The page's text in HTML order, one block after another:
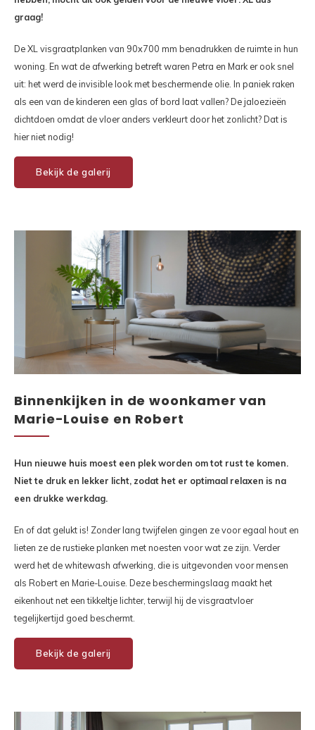
graag!
De XL visgraatplanken van 90x700 mm benadrukken de ruimte in hun
woning. En wat de afwerking betreft waren Petra en Mark er ook snel
uit: het werd de invisible look met beschermende olie. In paniek raken
als een van de kinderen een glas of bord laat vallen? De jaloezieën
dichtdoen omdat de vloer anders verkleurt door het zonlicht? Dat is
hier niet nodig!
Bekijk de galerij
Binnenkijken in de woonkamer van
Marie-Louise en Robert
Hun nieuwe huis moest een plek worden om tot rust te komen.
Niet te druk en lekker licht, zodat het er optimaal relaxen is na
een drukke werkdag.
En of dat gelukt is! Zonder lang twijfelen gingen ze voor egaal hout en
lieten ze de rustieke planken met noesten voor wat ze zijn. Verder
werd het de whitewash afwerking, die is uitgevonden voor mensen
als Robert en Marie-Louise. Deze beschermingslaag maakt het
eikenhout net een tikkeltje lichter, terwijl hij de visgraatvloer
tegelijkertijd goed beschermt.
Bekijk de galerij